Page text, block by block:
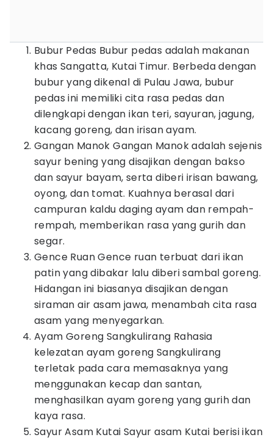
Bubur Pedas Bubur pedas adalah makanan
khas Sangatta, Kutai Timur. Berbeda dengan
bubur yang dikenal di Pulau Jawa, bubur
pedas ini memiliki cita rasa pedas dan
dilengkapi dengan ikan teri, sayuran, jagung,
kacang goreng, dan irisan ayam.
Gangan Manok Gangan Manok adalah sejenis
sayur bening yang disajikan dengan bakso
dan sayur bayam, serta diberi irisan bawang,
oyong, dan tomat. Kuahnya berasal dari
campuran kaldu daging ayam dan rempah-
rempah, memberikan rasa yang gurih dan
segar.
Gence Ruan Gence ruan terbuat dari ikan
patin yang dibakar lalu diberi sambal goreng.
Hidangan ini biasanya disajikan dengan
siraman air asam jawa, menambah cita rasa
asam yang menyegarkan.
Ayam Goreng Sangkulirang Rahasia
kelezatan ayam goreng Sangkulirang
terletak pada cara memasaknya yang
menggunakan kecap dan santan,
menghasilkan ayam goreng yang gurih dan
kaya rasa.
Sayur Asam Kutai Sayur asam Kutai berisi ikan